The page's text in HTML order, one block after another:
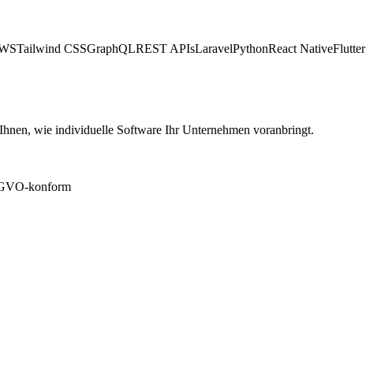
Tailwind CSSGraphQLREST APIsLaravelPythonReact NativeFlutter
wie individuelle Software Ihr Unternehmen voranbringt.
konform